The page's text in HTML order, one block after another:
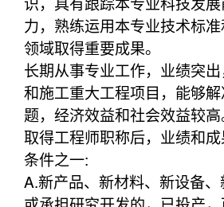
力，熟练运用本专业技术标
领域取得重要成果。
长期从事专业工作，业绩突
和施工重大工程项目，能够
题，经济效益和社会效益较高
取得工程师职称后，业绩和
条件之一:
A.新产品、新材料、新设备